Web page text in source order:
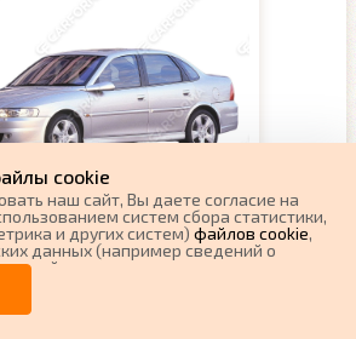
на Opel Vectra
2003
cookie
наш cайт, Вы даете согласие на
систем сбора статистики,
и других систем) файлов cookie,
данных (например сведений о
о местоположении, типе
посещения страницы, сведений о
с которых были совершены
сведения о Ваших действиях на сайте